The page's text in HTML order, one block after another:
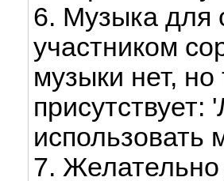
6. Музыка для
участником
музыки нет,
использовать
7. Желательно